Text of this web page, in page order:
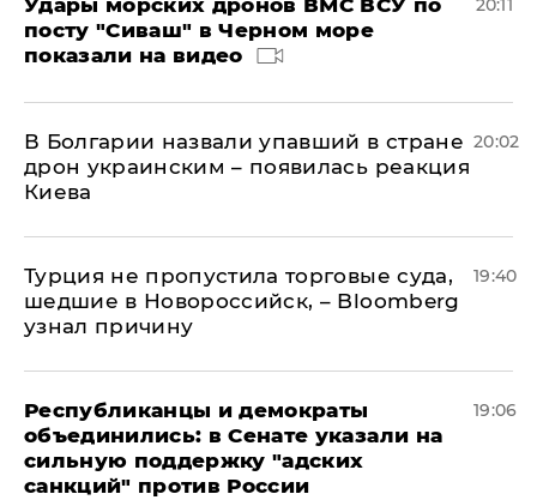
Удары морских дронов ВМС ВСУ по
посту "Сиваш" в Черном море
показали на видео
20:11
В Болгарии назвали упавший в стране
дрон украинским – появилась реакция
Киева
20:02
Турция не пропустила торговые суда,
шедшие в Новороссийск, – Bloomberg
узнал причину
19:40
Республиканцы и демократы
объединились: в Сенате указали на
сильную поддержку "адских
санкций" против России
19:06